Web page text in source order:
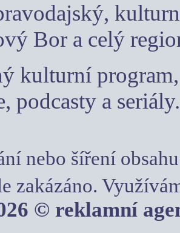
Bor a celý
kulturní
podcasty a seriály.
nebo šíření
zakázáno.
© reklamní